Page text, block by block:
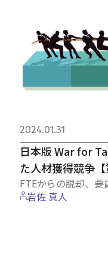
日本版 War for
た人材獲得競争【
FTEからの脱却、
2024.01.31
岩佐 真人